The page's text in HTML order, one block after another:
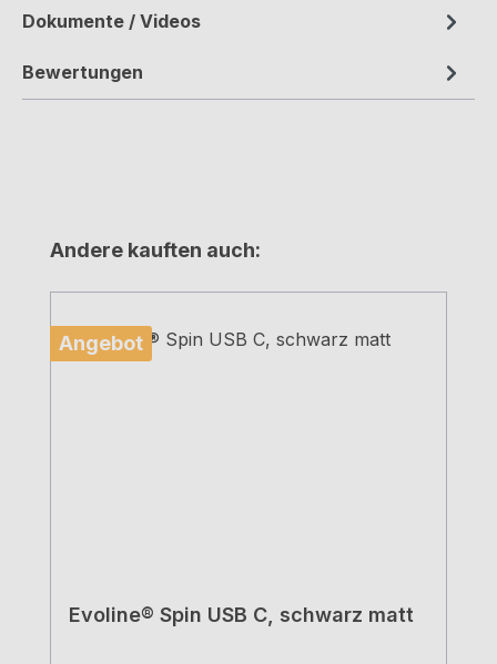
Dokumente / Videos
Bewertungen
Produktgalerie überspringen
Andere kauften auch:
Angebot
Evoline® Spin USB C, schwarz matt